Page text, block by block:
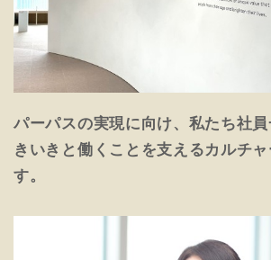
パーパスの実現に向け、私たち社
きいきと働くことを支えるカルチ
す。